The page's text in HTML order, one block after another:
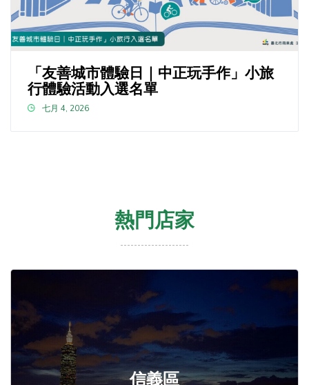
「友善城市體驗日｜中正玩手作」小旅
行體驗活動入選名單
七月 4, 2026
熱門店家
信義區